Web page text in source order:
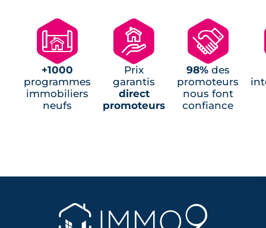
🗺
+1000
programmes
immobiliers
neufs
🏘
Prix
garantis
direct
promoteurs
🤝
98%des
promoteurs
nous font
confiance